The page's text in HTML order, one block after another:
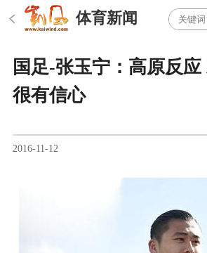
体育新闻
国足-张玉宁：高原反
很有信心
2016-11-12